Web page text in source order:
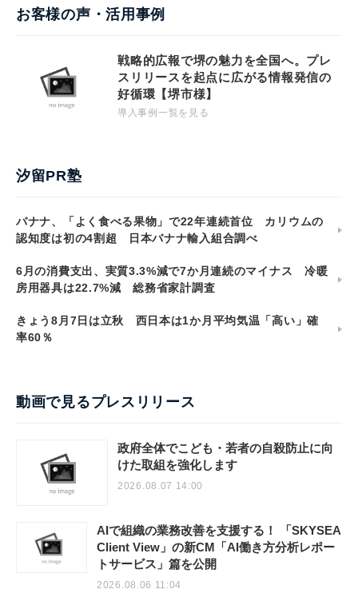
お客様の声・活用事例
戦略的広報で堺の魅力を全国へ。プレ
スリリースを起点に広がる情報発信の
好循環【堺市様】
導入事例一覧を見る
汐留PR塾
バナナ、「よく食べる果物」で22年連続首位 カリウムの
認知度は初の4割超 日本バナナ輸入組合調べ
6月の消費支出、実質3.3%減で7か月連続のマイナス 冷暖
房用器具は22.7%減 総務省家計調査
きょう8月7日は立秋 西日本は1か月平均気温「高い」確
率60％
動画で見るプレスリリース
政府全体でこども・若者の自殺防止に向
けた取組を強化します
2026.08.07 14:00
AIで組織の業務改善を支援する！ 「SKYSEA
Client View」の新CM「AI働き方分析レポー
トサービス」篇を公開
2026.08.06 11:04